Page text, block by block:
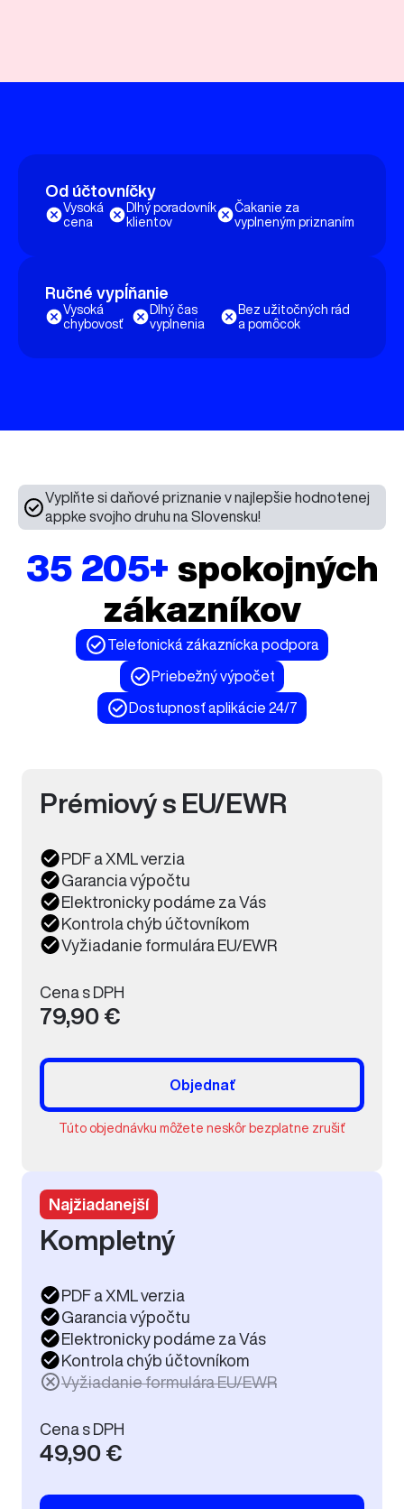
Od účtovníčky
Vysoká
cena
Dlhý poradovník
klientov
Čakanie za
vyplneným priznaním
Ručné vypĺňanie
Vysoká
chybovosť
Dlhý čas
vyplnenia
Bez užitočných rád
a pomôcok
Vyplňte si daňové priznanie v najlepšie hodnotenej
appke svojho druhu na Slovensku!
35 205+ spokojných
zákazníkov
Telefonická zákaznícka podpora
Priebežný výpočet
Dostupnosť aplikácie 24/7
Prémiový s EU/EWR
PDF a XML verzia
Garancia výpočtu
Elektronicky podáme za Vás
Kontrola chýb účtovníkom
Vyžiadanie formulára EU/EWR
Cena s DPH
79,90 €
Objednať
Túto objednávku môžete neskôr bezplatne zrušiť
Najžiadanejší
Kompletný
PDF a XML verzia
Garancia výpočtu
Elektronicky podáme za Vás
Kontrola chýb účtovníkom
Vyžiadanie formulára EU/EWR
Cena s DPH
49,90 €